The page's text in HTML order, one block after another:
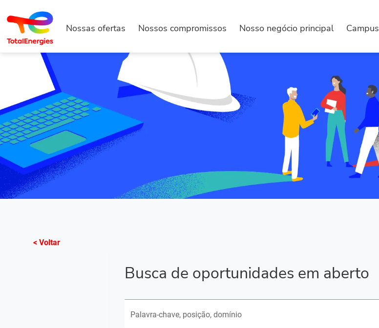
Nossas ofertas Nossos compromissos Nosso negócio principal Campus
< Voltar
Busca de oportunidades em aberto